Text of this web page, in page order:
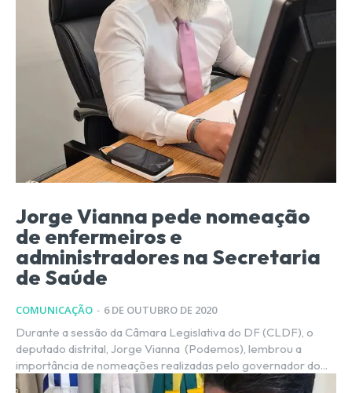
Jorge Vianna pede nomeação
de enfermeiros e
administradores na Secretaria
de Saúde
COMUNICAÇÃO - 6 DE OUTUBRO DE 2020
Durante a sessão da Câmara Legislativa do DF (CLDF), o
deputado distrital, Jorge Vianna (Podemos), lembrou a
importância de nomeações realizadas pelo governador do...